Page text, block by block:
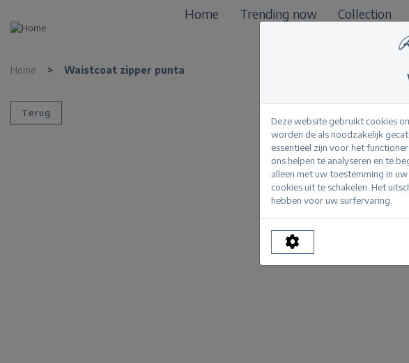
Home Trending now Collection
Home > Waistcoat zipper punta
Terug
Deze website gebruikt cookies
worden de als noodzakelijk
essentieel zijn voor het
ons helpen te analyseren en te
alleen met uw toestemming in
cookies uit te schakelen. Het
hebben voor uw surfervaring.